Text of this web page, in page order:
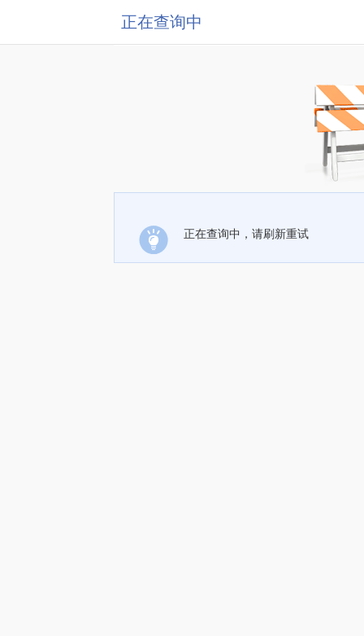
正在查询中
正在查询中，请刷新重试